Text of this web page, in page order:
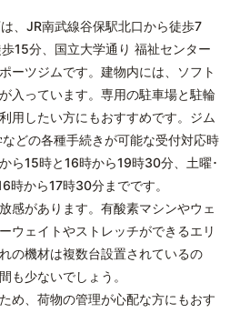
、JR南武線谷保駅北口から徒歩7
15分、国立大学通り 福祉センター
ーツジムです。建物内には、ソフト
入っています。専用の駐車場と駐輪
用したい方にもおすすめです。ジム
どの各種手続きが可能な受付対応時
ら15時と16時から19時30分、土曜･
時から17時30分までです。
感があります。有酸素マシンやウェ
ウェイトやストレッチができるエリ
の機材は複数台設置されているの
も少ないでしょう。
め、荷物の管理が心配な方にもおす